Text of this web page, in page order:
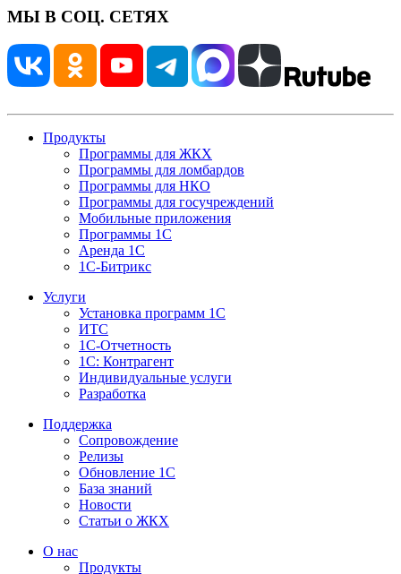
МЫ В СОЦ. СЕТЯХ
Продукты
Программы для ЖКХ
Программы для ломбардов
Программы для НКО
Программы для госучреждений
Мобильные приложения
Программы 1С
Аренда 1С
1С-Битрикс
Услуги
Установка программ 1С
ИТС
1С-Отчетность
1С: Контрагент
Индивидуальные услуги
Разработка
Поддержка
Сопровождение
Релизы
Обновление 1С
База знаний
Новости
Статьи о ЖКХ
О нас
Продукты